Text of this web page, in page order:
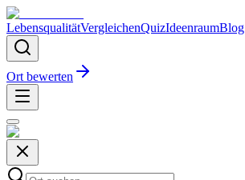
LebensqualitätVergleichenQuizIdeenraumBlog
Ort bewerten